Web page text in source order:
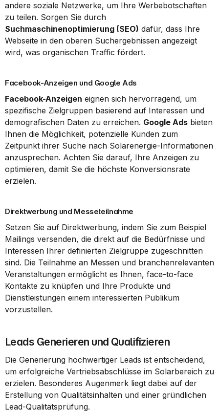
andere soziale Netzwerke, um Ihre Werbebotschaften
Suchmaschinenoptimierung (SEO) dafür, dass Ihre
Webseite in den oberen Suchergebnissen angezeigt
wird, was organischen Traffic fördert.
Facebook-Anzeigen und Google Ads
Facebook-Anzeigen eignen sich hervorragend, um
spezifische Zielgruppen basierend auf Interessen und
demografischen Daten zu erreichen. Google Ads bieten
Ihnen die Möglichkeit, potenzielle Kunden zum
Zeitpunkt ihrer Suche nach Solarenergie-Informationen
anzusprechen. Achten Sie darauf, Ihre Anzeigen zu
optimieren, damit Sie die höchste Konversionsrate
erzielen.
Direktwerbung und Messeteilnahme
Setzen Sie auf Direktwerbung, indem Sie zum Beispiel
Mailings versenden, die direkt auf die Bedürfnisse und
Interessen Ihrer definierten Zielgruppe zugeschnitten
sind. Die Teilnahme an Messen und branchenrelevanten
Veranstaltungen ermöglicht es Ihnen, face-to-face
Kontakte zu knüpfen und Ihre Produkte und
Dienstleistungen einem interessierten Publikum
vorzustellen.
Leads Generieren und Qualifizieren
Die Generierung hochwertiger Leads ist entscheidend,
um erfolgreiche Vertriebsabschlüsse im Solarbereich zu
erzielen. Besonderes Augenmerk liegt dabei auf der
Erstellung von Qualitätsinhalten und einer gründlichen
Lead-Qualitätsprüfung.